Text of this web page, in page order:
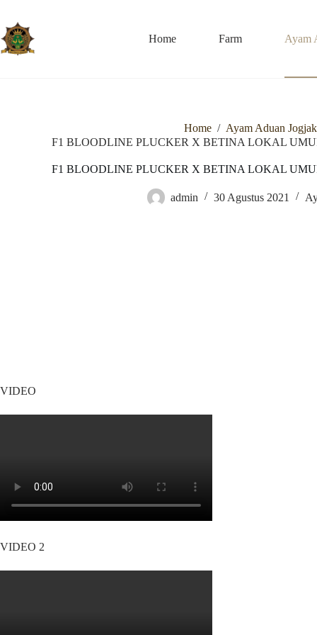
content
Home Farm Ayam
Home / Ayam Aduan
F1 BLOODLINE PLUCKER X BETINA LOKAL
F1 BLOODLINE PLUCKER X BETINA LOKAL
admin 30 Agustus 2021
VIDEO
VIDEO 2